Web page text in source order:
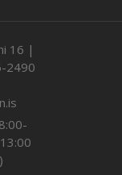
16 |
2490